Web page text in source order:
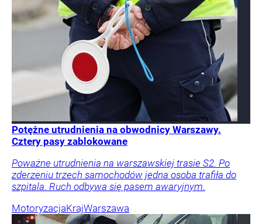
Potężne utrudnienia na obwodnicy Warszawy.
Cztery pasy zablokowane
Poważne utrudnienia na warszawskiej trasie S2. Po
zderzeniu trzech samochodów jedna osoba trafiła do
szpitala. Ruch odbywa się pasem awaryjnym.
MotoryzacjaKrajWarszawa